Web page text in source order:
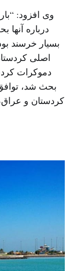
وی افزود:
درباره
بسیار خرسند
اصلی
دموکرات
بحث شد،
کردستان و